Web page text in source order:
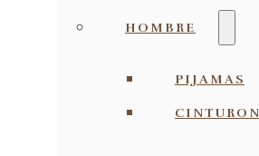
HOMBRE
PIJAMAS